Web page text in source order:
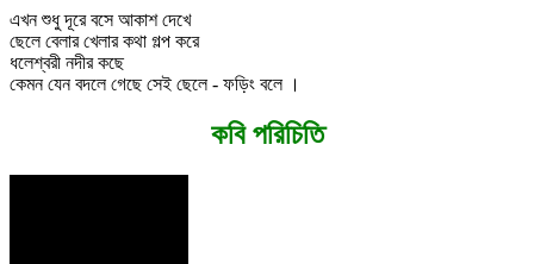
এখন শুধু দূরে বসে আকাশ দেখে
ছেলে বেলার খেলার কথা গল্প করে
ধলেশ্বরী নদীর কছে
কেমন যেন বদলে গেছে সেই ছেলে - ফড়িং বলে ।
কবি পরিচিতি